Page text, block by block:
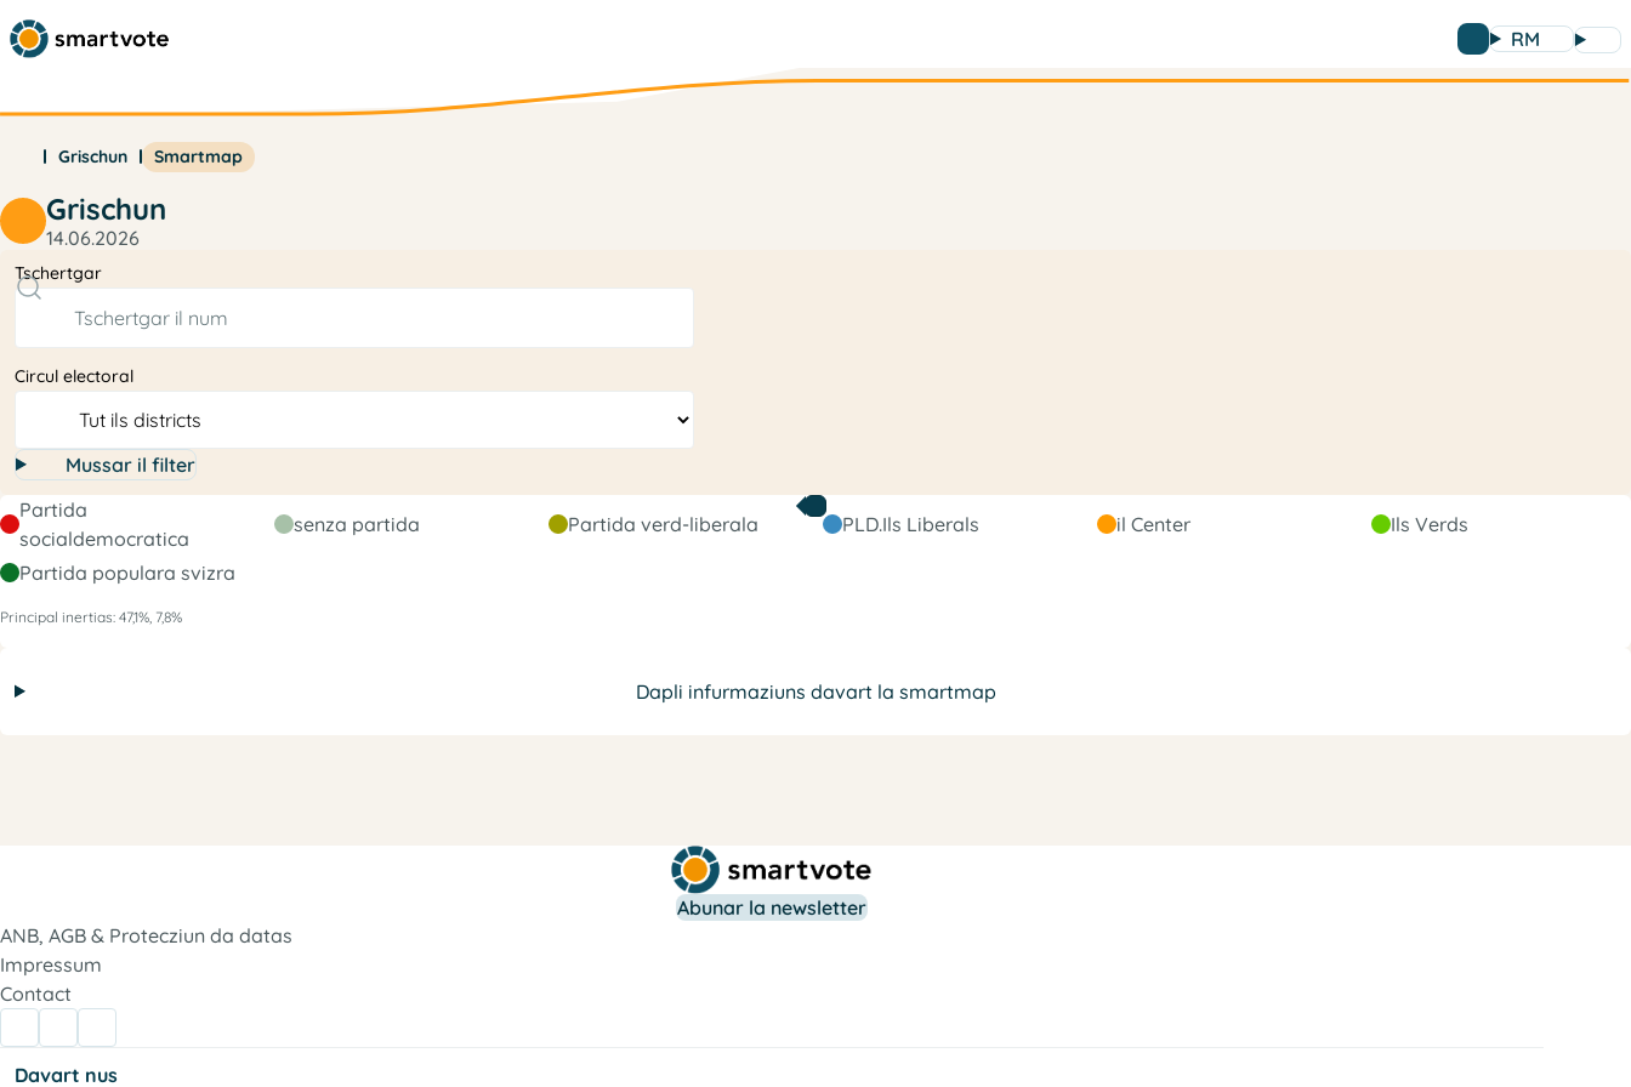
RM
Grischun Smartmap
Grischun
14.06.2026
Tschertgar
Circul electoral
Mussar il filter
Liberal
Partida
socialdemocratica
senza partida Partida verd-liberala PLD.Ils Liberals il Center
Ils Verds
Partida populara svizra
Principal inertias: 47,1%, 7,8%
Dapli infurmaziuns davart la smartmap
Abunar la newsletter
ANB, AGB & Protecziun da datas
Impressum
Contact
Davart nus